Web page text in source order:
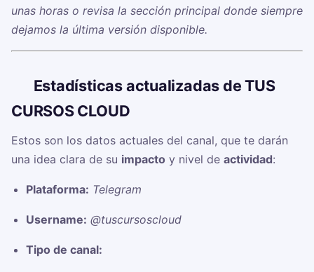
unas horas o revisa la sección principal donde siempre
dejamos la última versión disponible.
Estadísticas actualizadas de TUS
CURSOS CLOUD ‍
Estos son los datos actuales del canal, que te darán
una idea clara de su impacto y nivel de actividad:
Plataforma: Telegram
Username: @tuscursoscloud
Tipo de canal: